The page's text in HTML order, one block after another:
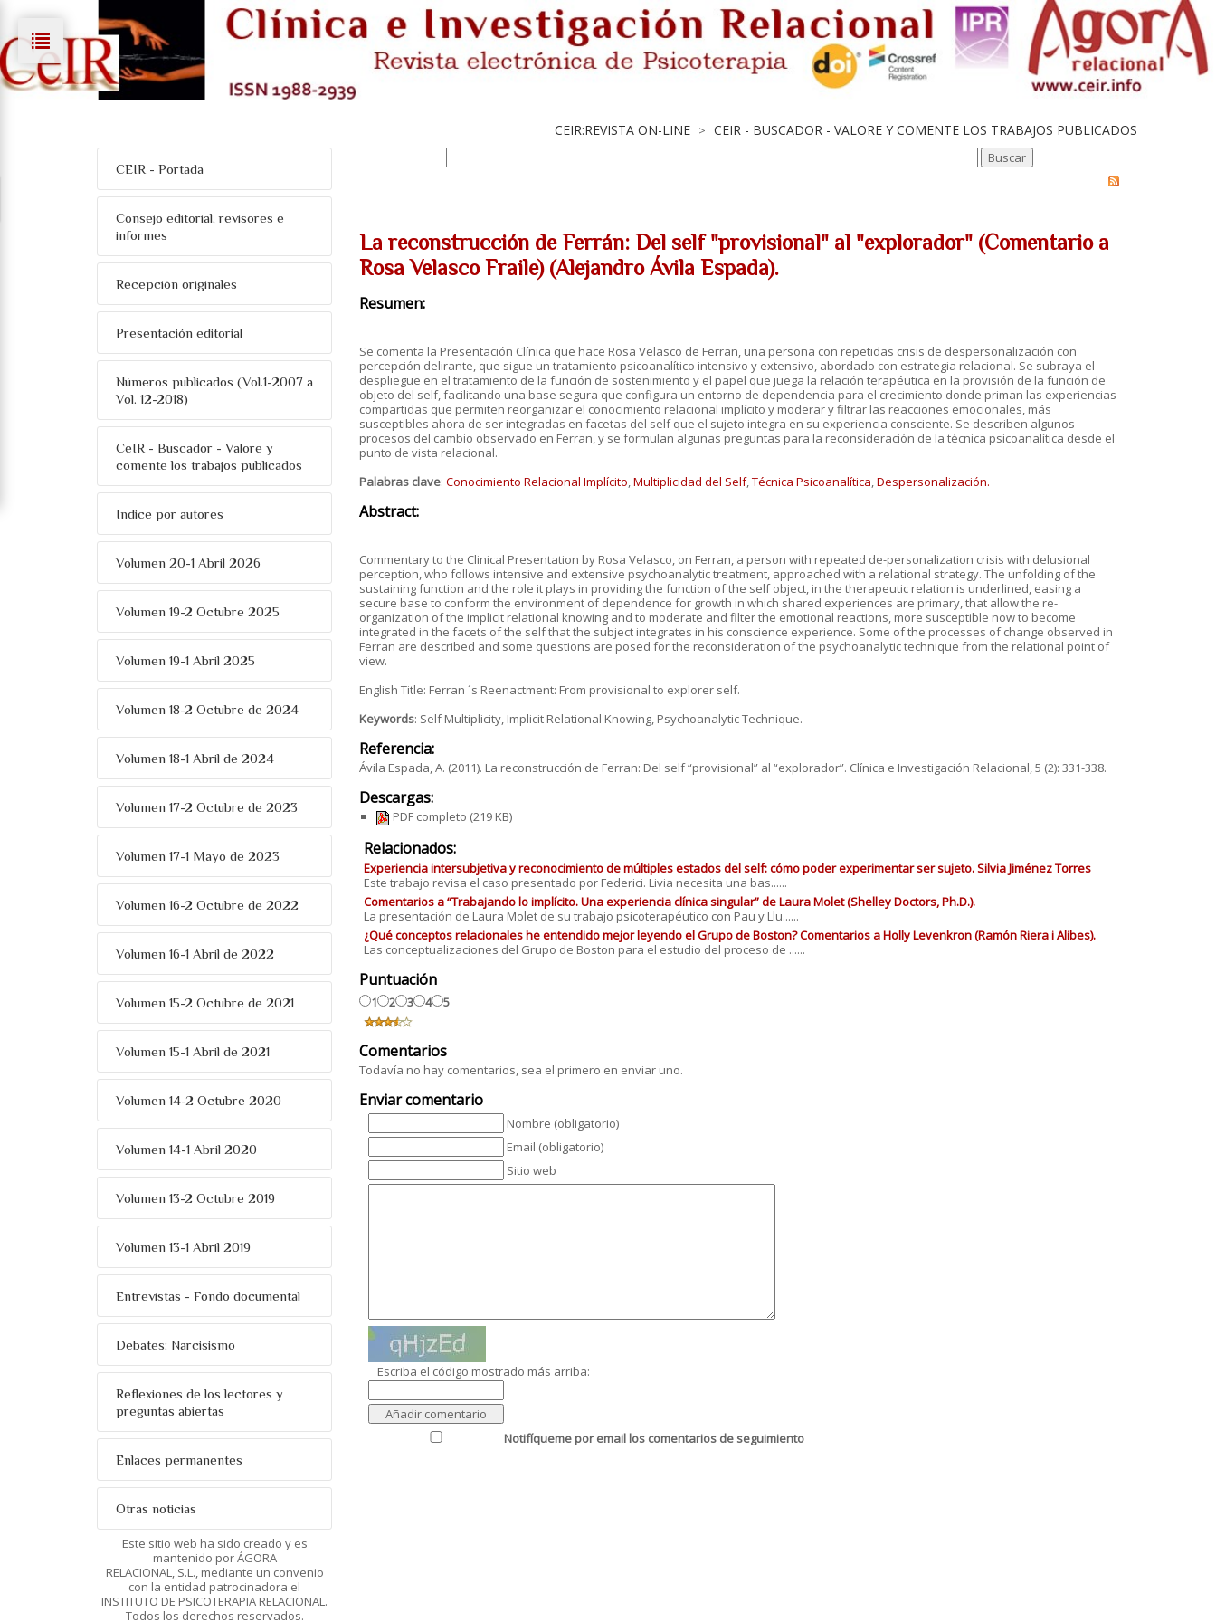
CEIR:REVISTA ON-LINE > CEIR - BUSCADOR - VALORE Y COMENTE LOS TRABAJOS PUBLICADOS
CEIR - Portada
Consejo editorial, revisores e
informes
Recepción originales
Presentación editorial
Números publicados (Vol.1-2007 a
Vol. 12-2018)
CeIR - Buscador - Valore y
comente los trabajos publicados
Indice por autores
Volumen 20-1 Abril 2026
Volumen 19-2 Octubre 2025
Volumen 19-1 Abril 2025
Volumen 18-2 Octubre de 2024
Volumen 18-1 Abril de 2024
Volumen 17-2 Octubre de 2023
Volumen 17-1 Mayo de 2023
Volumen 16-2 Octubre de 2022
Volumen 16-1 Abril de 2022
Volumen 15-2 Octubre de 2021
Volumen 15-1 Abril de 2021
Volumen 14-2 Octubre 2020
Volumen 14-1 Abril 2020
Volumen 13-2 Octubre 2019
Volumen 13-1 Abril 2019
Entrevistas - Fondo documental
Debates: Narcisismo
Reflexiones de los lectores y
preguntas abiertas
Enlaces permanentes
Otras noticias
Este sitio web ha sido creado y es
mantenido por ÁGORA
RELACIONAL, S.L., mediante un convenio
con la entidad patrocinadora el
INSTITUTO DE PSICOTERAPIA RELACIONAL.
Todos los derechos reservados.
La reconstrucción de Ferrán: Del self "provisional" al "explorador" (Comentario a
Rosa Velasco Fraile) (Alejandro Ávila Espada).
Resumen:
Se comenta la Presentación Clínica que hace Rosa Velasco de Ferran, una persona con repetidas crisis de despersonalización con
percepción delirante, que sigue un tratamiento psicoanalítico intensivo y extensivo, abordado con estrategia relacional. Se subraya el
despliegue en el tratamiento de la función de sostenimiento y el papel que juega la relación terapéutica en la provisión de la función de
objeto del self, facilitando una base segura que configura un entorno de dependencia para el crecimiento donde priman las experiencias
compartidas que permiten reorganizar el conocimiento relacional implícito y moderar y filtrar las reacciones emocionales, más
susceptibles ahora de ser integradas en facetas del self que el sujeto integra en su experiencia consciente. Se describen algunos
procesos del cambio observado en Ferran, y se formulan algunas preguntas para la reconsideración de la técnica psicoanalítica desde el
punto de vista relacional.
Palabras clave: Conocimiento Relacional Implícito,Multiplicidad del Self,Técnica Psicoanalítica,Despersonalización.
Abstract:
Commentary to the Clinical Presentation by Rosa Velasco, on Ferran, a person with repeated de-personalization crisis with delusional
perception, who follows intensive and extensive psychoanalytic treatment, approached with a relational strategy. The unfolding of the
sustaining function and the role it plays in providing the function of the self object, in the therapeutic relation is underlined, easing a
secure base to conform the environment of dependence for growth in which shared experiences are primary, that allow the re-
organization of the implicit relational knowing and to moderate and filter the emotional reactions, more susceptible now to become
integrated in the facets of the self that the subject integrates in his conscience experience. Some of the processes of change observed in
Ferran are described and some questions are posed for the reconsideration of the psychoanalytic technique from the relational point of
view.
English Title: Ferran ´s Reenactment: From provisional to explorer self.
Keywords: Self Multiplicity, Implicit Relational Knowing, Psychoanalytic Technique.
Referencia:
Ávila Espada, A. (2011). La reconstrucción de Ferran: Del self “provisional” al “explorador”. Clínica e Investigación Relacional, 5 (2): 331-338.
Descargas:
PDF completo (219 KB)
Relacionados:
Experiencia intersubjetiva y reconocimiento de múltiples estados del self: cómo poder experimentar ser sujeto. Silvia Jiménez Torres
Este trabajo revisa el caso presentado por Federici. Livia necesita una bas......
Comentarios a “Trabajando lo implícito. Una experiencia clínica singular” de Laura Molet (Shelley Doctors, Ph.D.).
La presentación de Laura Molet de su trabajo psicoterapéutico con Pau y Llu......
¿Qué conceptos relacionales he entendido mejor leyendo el Grupo de Boston? Comentarios a Holly Levenkron (Ramón Riera i Alibes).
Las conceptualizaciones del Grupo de Boston para el estudio del proceso de ......
Puntuación
1 2 3 4 5
Comentarios
Todavía no hay comentarios, sea el primero en enviar uno.
Enviar comentario
Nombre (obligatorio)
Email (obligatorio)
Sitio web
Escriba el código mostrado más arriba:
Notifíqueme por email los comentarios de seguimiento